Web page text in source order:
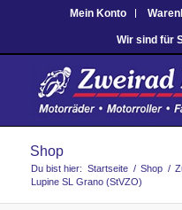
Mein Konto
Wir sind für
Shop
Du bist hier: Startseite / Shop /
Lupine SL Grano (StVZO)